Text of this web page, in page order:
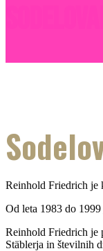
Reinhold Friedrich je
Od leta 1983 do
Reinhold Friedrich je
Stäblerja in številnih